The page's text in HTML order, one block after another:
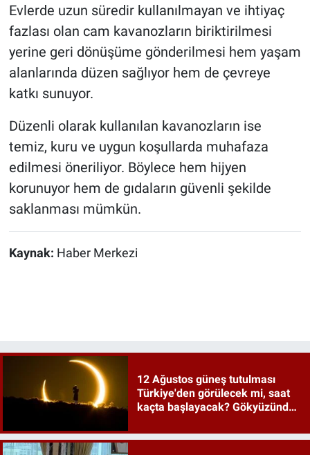
Evlerde uzun süredir kullanılmayan ve ihtiyaç
fazlası olan cam kavanozların biriktirilmesi
yerine geri dönüşüme gönderilmesi hem yaşam
alanlarında düzen sağlıyor hem de çevreye
katkı sunuyor.
Düzenli olarak kullanılan kavanozların ise
temiz, kuru ve uygun koşullarda muhafaza
edilmesi öneriliyor. Böylece hem hijyen
korunuyor hem de gıdaların güvenli şekilde
saklanması mümkün.
Kaynak: Haber Merkezi
12 Ağustos güneş tutulması
Türkiye'den görülecek mi, saat
kaçta başlayacak? Gökyüzünde